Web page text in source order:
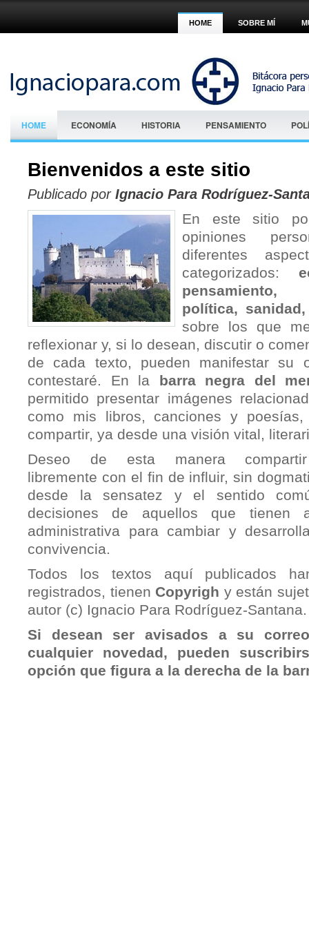
HOME SOBRE MÍ
HOME ECONOMÍA HISTORIA PENSAMIENTO
Bienvenidos a este sitio
Publicado por Ignacio Para Rodríguez-
En este sitio
opiniones
diferentes
categorizados:
pensamiento,
política,
sobre los que
reflexionar y, si lo desean, discutir o
de cada texto, pueden manifestar su
contestaré. En la barra negra del
permitido presentar imágenes
como mis libros, canciones y
compartir, ya desde una visión vital,
Deseo de esta manera
libremente con el fin de influir, sin
desde la sensatez y el sentido
decisiones de aquellos que tienen
administrativa para cambiar y
convivencia.
Todos los textos aquí publicados
registrados, tienen Copyrigh y están
autor (c) Ignacio Para Rodríguez-Santana.
Si desean ser avisados a su
cualquier novedad, pueden
opción que figura a la derecha de la